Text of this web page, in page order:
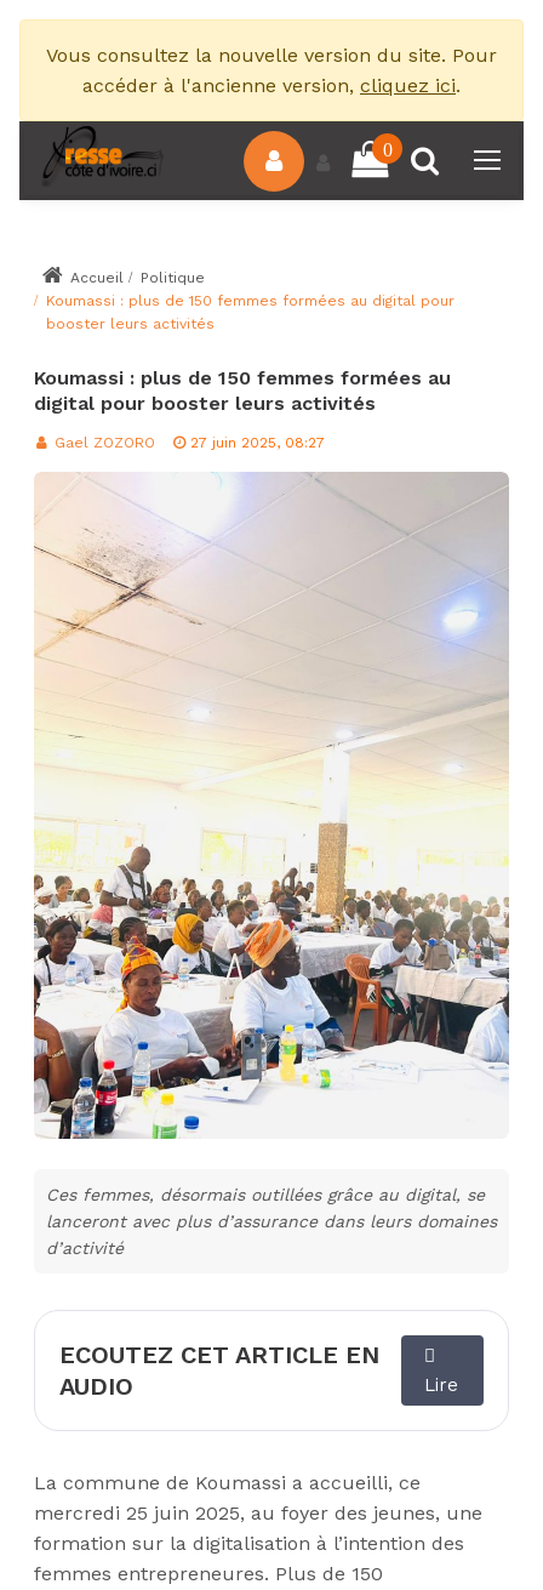
Vous consultez la nouvelle version du site. Pour
accéder à l'ancienne version, cliquez ici.
0
Accueil
Politique
Koumassi : plus de 150 femmes formées au digital pour
booster leurs activités
Koumassi : plus de 150 femmes formées au
digital pour booster leurs activités
Gael ZOZORO 27 juin 2025, 08:27
Ces femmes, désormais outillées grâce au digital, se
lanceront avec plus d’assurance dans leurs domaines
d’activité
ECOUTEZ CET ARTICLE EN
AUDIO
Lire
La commune de Koumassi a accueilli, ce
mercredi 25 juin 2025, au foyer des jeunes, une
formation sur la digitalisation à l’intention des
femmes entrepreneures. Plus de 150